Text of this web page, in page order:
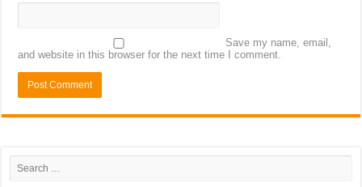
Save my name, email,
and website in this browser for the next time I comment.